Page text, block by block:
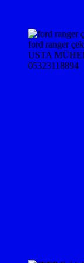
ford ranger
USTA
05323118894